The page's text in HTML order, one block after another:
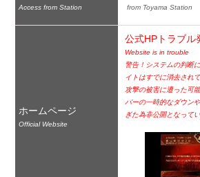
Access from Station from Toyama Station
ホームページ
Official Website
公式HPトラブル
Website is in trouble
警告！システムの判断
イトはすでに消去され
攻撃の被害に遭った可
バーの一時的なダウン
ぎた為非公開となってい